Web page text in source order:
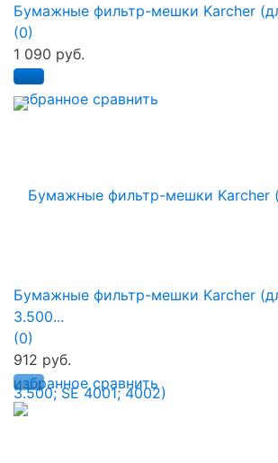
избранное сравнить
Бумажные фильтр-мешки Karcher
(0)
1 090 руб.
избранное сравнить
Бумажные фильтр-мешки Karcher
3.500...
(0)
912 руб.